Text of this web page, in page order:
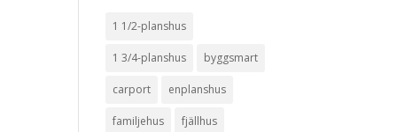
1 1/2-planshus
1 3/4-planshus byggsmart
carport enplanshus
familjehus fjällhus